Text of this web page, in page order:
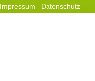
Impressum Datenschutz